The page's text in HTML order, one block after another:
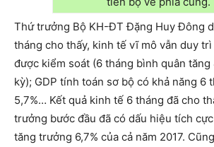
Thứ trưởng Bộ KH-ĐT Đặng Huy Đông
tháng cho thấy, kinh tế vĩ mô vẫn duy
được kiểm soát (6 tháng bình quân tăng
kỳ); GDP tính toán sơ bộ có khả năng 6
5,7%… Kết quả kinh tế 6 tháng đã cho
trưởng bước đầu đã có dấu hiệu tích
tăng trưởng 6,7% của cả năm 2017.